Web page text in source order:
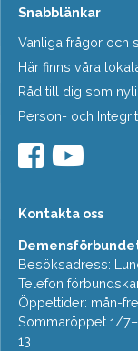
Snabblänkar
Vanliga frågor och
Här finns våra
Råd till dig som
Person- och
Kontakta oss
Besöksadress:
Telefon
Öppettider: mån-
Sommaröppet 1/
13